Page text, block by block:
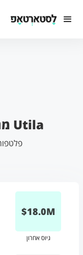
Utila מגייסת 18 מיליון דולר
M
18.0
$
גיוס אחרון